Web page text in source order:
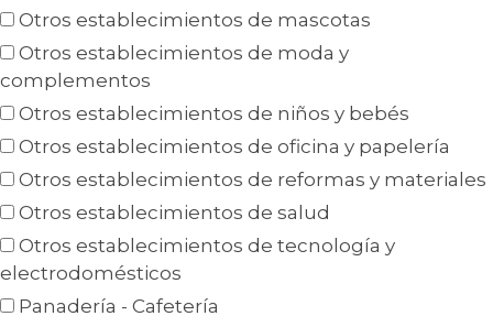
Otros establecimientos de mascotas
Otros establecimientos de moda y
complementos
Otros establecimientos de niños y bebés
Otros establecimientos de oficina y papelería
Otros establecimientos de reformas y materiales
Otros establecimientos de salud
Otros establecimientos de tecnología y
electrodomésticos
Panadería - Cafetería